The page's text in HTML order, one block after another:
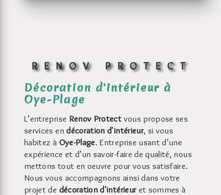
RENOV PROTECT
décoration d'intérieur à
Oye-Plage
L’entreprise Renov Protect vous propose ses
services endécoration d'intérieur, si vous
habitez à Oye-Plage. Entreprise usant d’une
expérience et d’un savoir-faire de qualité, nous
mettons tout en oeuvre pour vous satisfaire.
Nous vous accompagnons ainsi dans votre
projet de décoration d'intérieuret sommes à